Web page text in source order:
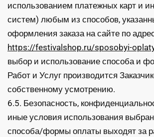
использованием платежных карт и
систем) любым из способов,
оформления заказа на сайте по
https://festivalshop.ru/sposobyi-
выбор и использование способа и
Работ и Услуг производится
собственному усмотрению.
6.5. Безопасность,
иные условия использования
способа/формы оплаты выходят за